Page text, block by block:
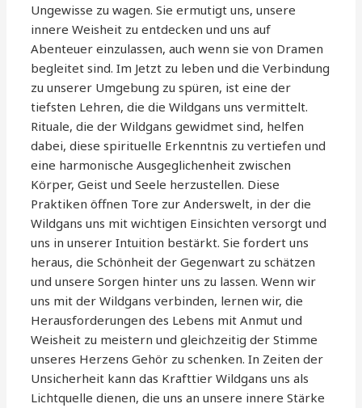
Ungewisse zu wagen. Sie ermutigt uns, unsere
innere Weisheit zu entdecken und uns auf
Abenteuer einzulassen, auch wenn sie von Dramen
begleitet sind. Im Jetzt zu leben und die Verbindung
zu unserer Umgebung zu spüren, ist eine der
tiefsten Lehren, die die Wildgans uns vermittelt.
Rituale, die der Wildgans gewidmet sind, helfen
dabei, diese spirituelle Erkenntnis zu vertiefen und
eine harmonische Ausgeglichenheit zwischen
Körper, Geist und Seele herzustellen. Diese
Praktiken öffnen Tore zur Anderswelt, in der die
Wildgans uns mit wichtigen Einsichten versorgt und
uns in unserer Intuition bestärkt. Sie fordert uns
heraus, die Schönheit der Gegenwart zu schätzen
und unsere Sorgen hinter uns zu lassen. Wenn wir
uns mit der Wildgans verbinden, lernen wir, die
Herausforderungen des Lebens mit Anmut und
Weisheit zu meistern und gleichzeitig der Stimme
unseres Herzens Gehör zu schenken. In Zeiten der
Unsicherheit kann das Krafttier Wildgans uns als
Lichtquelle dienen, die uns an unsere innere Stärke